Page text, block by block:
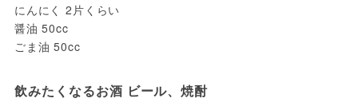
にんにく 2片くらい
醤油 50cc
ごま油 50cc
飲みたくなるお酒 ビール、焼酎